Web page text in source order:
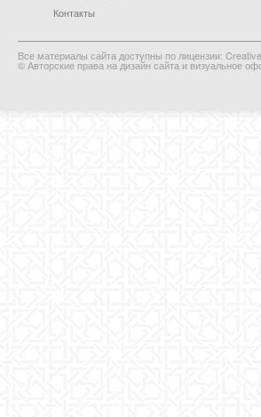
Контакты
Все материалы сайта доступны по лицензии:
© Авторские права на дизайн сайта и визуальное